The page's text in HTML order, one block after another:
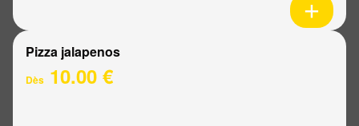
Pizza jalapenos
Dès 10.00 €